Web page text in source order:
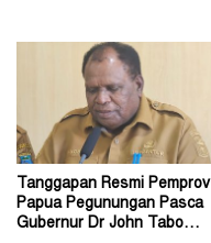
Tanggapan Resmi Pemprov
Papua Pegunungan Pasca
Gubernur Dr John Tabo